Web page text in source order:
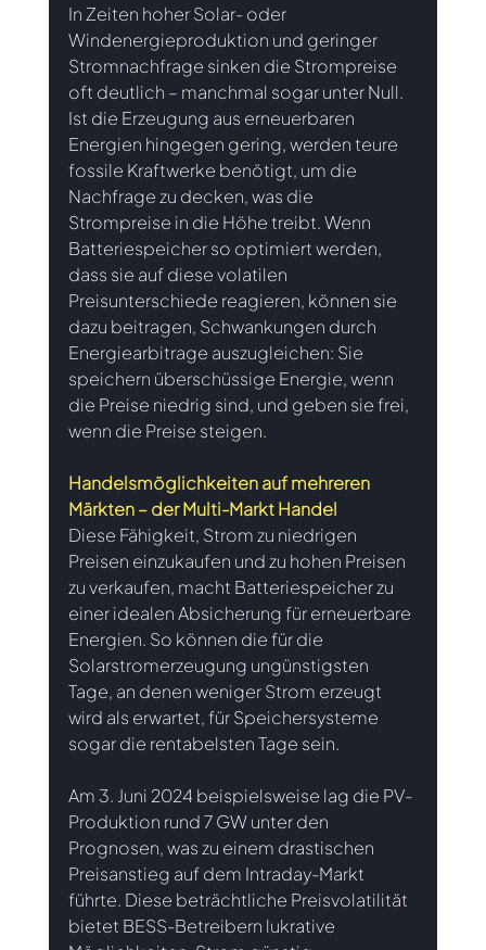
In Zeiten hoher Solar- oder
Windenergieproduktion und geringer
Stromnachfrage sinken die Strompreise
oft deutlich – manchmal sogar unter Null.
Ist die Erzeugung aus erneuerbaren
Energien hingegen gering, werden teure
fossile Kraftwerke benötigt, um die
Nachfrage zu decken, was die
Strompreise in die Höhe treibt. Wenn
Batteriespeicher so optimiert werden,
dass sie auf diese volatilen
Preisunterschiede reagieren, können sie
dazu beitragen, Schwankungen durch
Energiearbitrage auszugleichen: Sie
speichern überschüssige Energie, wenn
die Preise niedrig sind, und geben sie frei,
wenn die Preise steigen.
Handelsmöglichkeiten auf mehreren
Märkten – der Multi-Markt Handel
Diese Fähigkeit, Strom zu niedrigen
Preisen einzukaufen und zu hohen Preisen
zu verkaufen, macht Batteriespeicher zu
einer idealen Absicherung für erneuerbare
Energien. So können die für die
Solarstromerzeugung ungünstigsten
Tage, an denen weniger Strom erzeugt
wird als erwartet, für Speichersysteme
sogar die rentabelsten Tage sein.
Am 3. Juni 2024 beispielsweise lag die PV-
Produktion rund 7 GW unter den
Prognosen, was zu einem drastischen
Preisanstieg auf dem Intraday-Markt
führte. Diese beträchtliche Preisvolatilität
bietet BESS-Betreibern lukrative